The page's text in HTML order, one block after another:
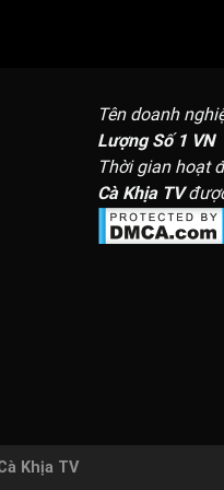
Tên doanh
Lượng Số 1 VN
Thời gian hoạt
Cà Khịa TV
Khịa TV